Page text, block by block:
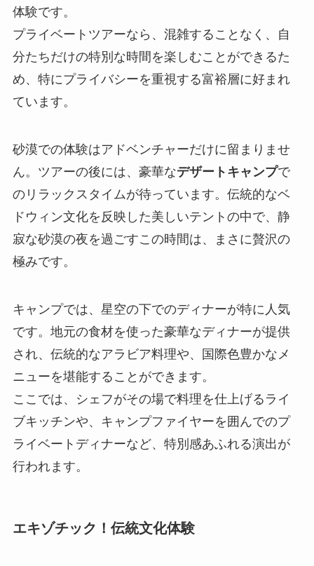
体験です。
プライベートツアーなら、混雑することなく、自
分たちだけの特別な時間を楽しむことができるた
め、特にプライバシーを重視する富裕層に好まれ
ています。
砂漠での体験はアドベンチャーだけに留まりませ
ん。ツアーの後には、豪華なデザートキャンプで
のリラックスタイムが待っています。伝統的なベ
ドウィン文化を反映した美しいテントの中で、静
寂な砂漠の夜を過ごすこの時間は、まさに贅沢の
極みです。
キャンプでは、星空の下でのディナーが特に人気
です。地元の食材を使った豪華なディナーが提供
され、伝統的なアラビア料理や、国際色豊かなメ
ニューを堪能することができます。
ここでは、シェフがその場で料理を仕上げるライ
ブキッチンや、キャンプファイヤーを囲んでのプ
ライベートディナーなど、特別感あふれる演出が
行われます。
エキゾチック！伝統文化体験